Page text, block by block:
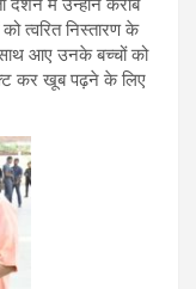
त्वरित निस्तारण के
आए उनके बच्चों को
कर खूब पढ़ने के लिए